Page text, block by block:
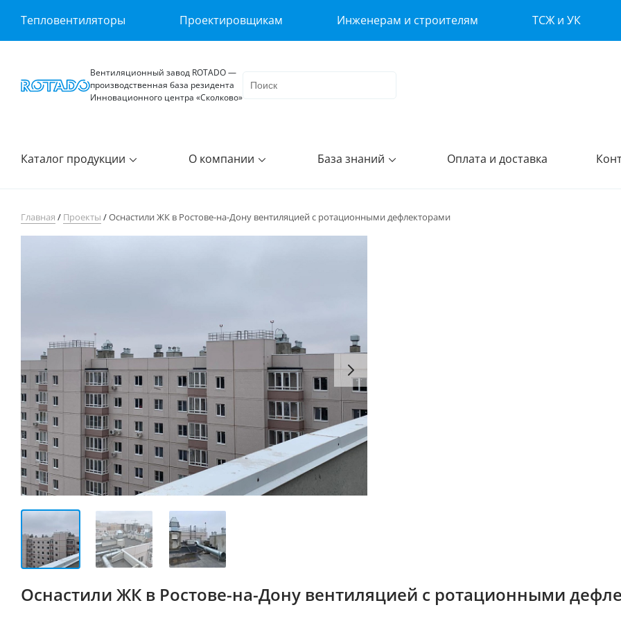
Тепловентиляторы Проектировщикам Инженерам и строителям ТСЖ и УК
Вентиляционный завод ROTADO —
производственная база резидента
Инновационного центра «Сколково»
Каталог продукции О компании База знаний Оплата и доставка
Главная / Проекты /Оснастили ЖК в Ростове-на-Дону вентиляцией с ротационными дефлекторами
Оснастили ЖК в Ростове-на-Дону вентиляцией с ротационными